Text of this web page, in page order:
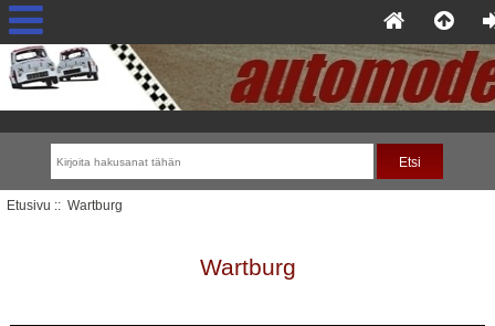
Etusivu :: Wartburg
Wartburg